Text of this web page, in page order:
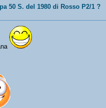
50 S. del 1980 di Rosso P2/1 ?